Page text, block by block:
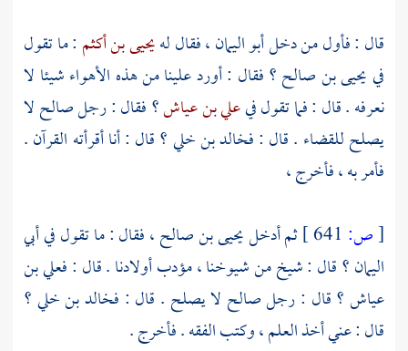
قال : فأول من دخلأبو اليمان، فقال لهيحيى بن أكثم : ما تقول
فييحيى بن صالح؟ فقال : أورد علينا من هذه الأهواء شيئا لا
نعرفه . قال : فما تقول فيعلي بن عياش؟ فقال : رجل صالح لا
يصلح للقضاء . قال :فخالد بن خلي؟ قال : أنا أقرأته القرآن .
فأمر به ، فأخرج ،
[ص: ثم أدخليحيى بن صالح، فقال : ما تقول فيأبي
اليمان؟ قال : شيخ من شيوخنا ، مؤدب أولادنا . قال :فعلي بن
عياش؟ قال : رجل صالح لا يصلح . قال : فخالد بن خلي؟
قال : عني أخذ العلم ، وكتب الفقه . فأخرج .